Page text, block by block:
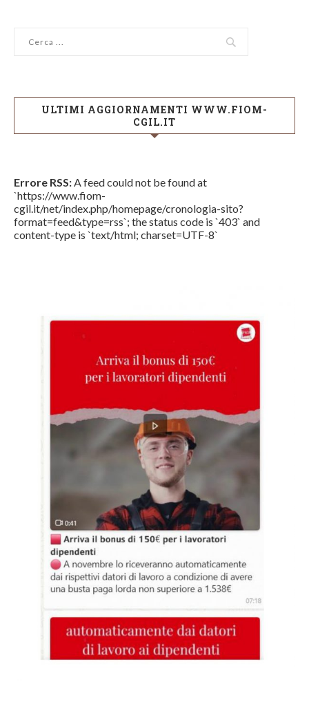
ULTIMI AGGIORNAMENTI WWW.FIOM-
CGIL.IT
Errore RSS: A feed could not be found at
`https://www.fiom-
cgil.it/net/index.php/homepage/cronologia-sito?
format=feed&type=rss`; the status code is `403` and
content-type is `text/html; charset=UTF-8`